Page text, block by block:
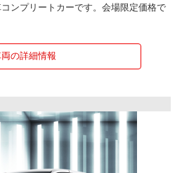
ンプリートカーです。会場限定価格で
の詳細情報